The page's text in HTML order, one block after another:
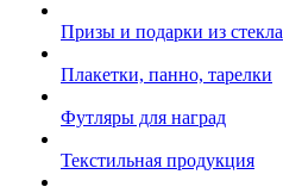
Призы и подарки из стекла
Плакетки, панно, тарелки
Футляры для наград
Текстильная продукция